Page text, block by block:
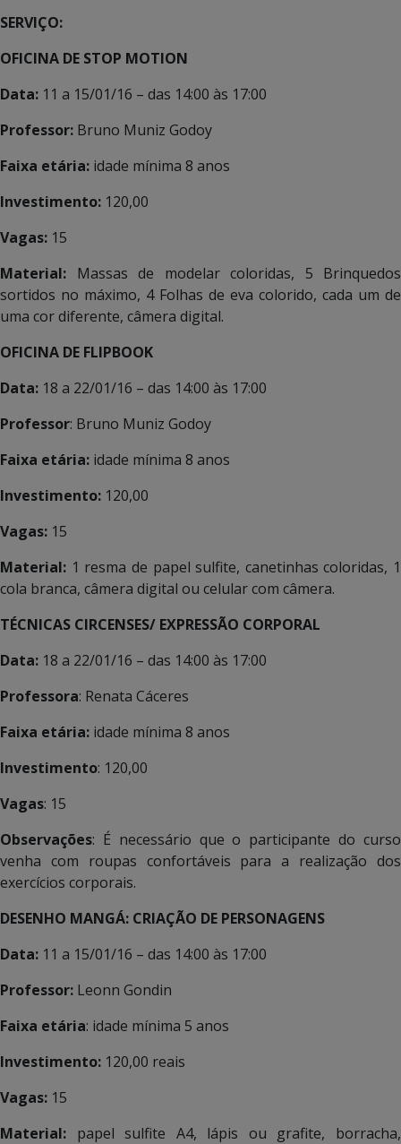
SERVIÇO:
OFICINA DE STOP MOTION
Data: 11 a 15/01/16 – das 14:00 às 17:00
Professor: Bruno Muniz Godoy
Faixa etária: idade mínima 8 anos
Investimento: 120,00
Vagas: 15
Material: Massas de modelar coloridas, 5 Brinquedos
sortidos no máximo, 4 Folhas de eva colorido, cada um de
uma cor diferente, câmera digital.
OFICINA DE FLIPBOOK
Data: 18 a 22/01/16 – das 14:00 às 17:00
Professor: Bruno Muniz Godoy
Faixa etária: idade mínima 8 anos
Investimento: 120,00
Vagas: 15
Material: 1 resma de papel sulfite, canetinhas coloridas, 1
cola branca, câmera digital ou celular com câmera.
TÉCNICAS CIRCENSES/ EXPRESSÃO CORPORAL
Data: 18 a 22/01/16 – das 14:00 às 17:00
Professora: Renata Cáceres
Faixa etária: idade mínima 8 anos
Investimento: 120,00
Vagas: 15
Observações: É necessário que o participante do curso
venha com roupas confortáveis para a realização dos
exercícios corporais.
DESENHO MANGÁ: CRIAÇÃO DE PERSONAGENS
Data: 11 a 15/01/16 – das 14:00 às 17:00
Professor: Leonn Gondin
Faixa etária: idade mínima 5 anos
Investimento: 120,00 reais
Vagas: 15
Material: papel sulfite A4, lápis ou grafite, borracha,